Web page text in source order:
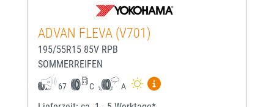
ADVAN FLEVA (V701)
195/55R15 85V RPB
SOMMERREIFEN
67 C A
Mehr Informationen zum